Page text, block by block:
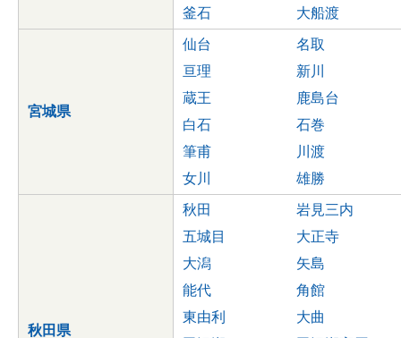
釜石
大船渡
宮城県
仙台
名取
亘理
新川
蔵王
鹿島台
白石
石巻
筆甫
川渡
女川
雄勝
秋田県
秋田
岩見三内
五城目
大正寺
大潟
矢島
能代
角館
東由利
大曲